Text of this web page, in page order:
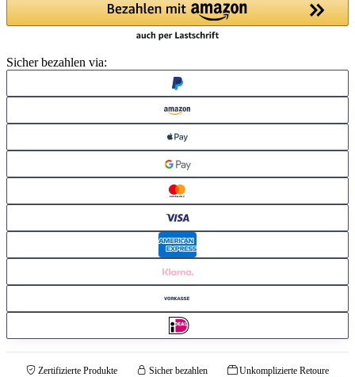
Sicher bezahlen via:
Zertifizierte Produkte Sicher bezahlen Unkomplizierte Retoure